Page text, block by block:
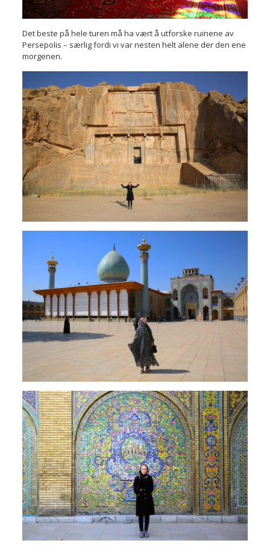
Det beste på hele turen må ha vært å utforske ruinene av
Persepolis – særlig fordi vi var nesten helt alene der den ene
morgenen.